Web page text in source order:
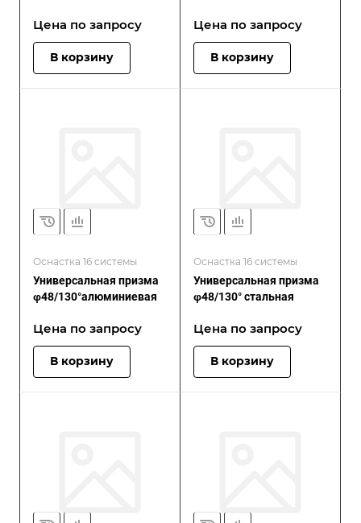
Цена по запросу
В корзину
Цена по запросу
В корзину
Оснастка 16 системы
Универсальная призма
φ48/130°алюминиевая
Цена по запросу
В корзину
Оснастка 16 системы
Универсальная призма
φ48/130° стальная
Цена по запросу
В корзину